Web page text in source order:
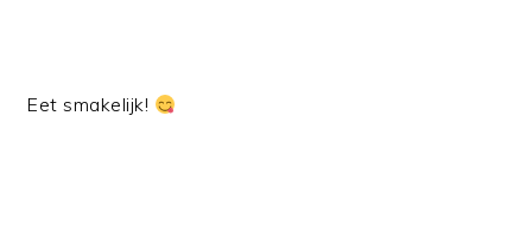
Eet smakelijk!